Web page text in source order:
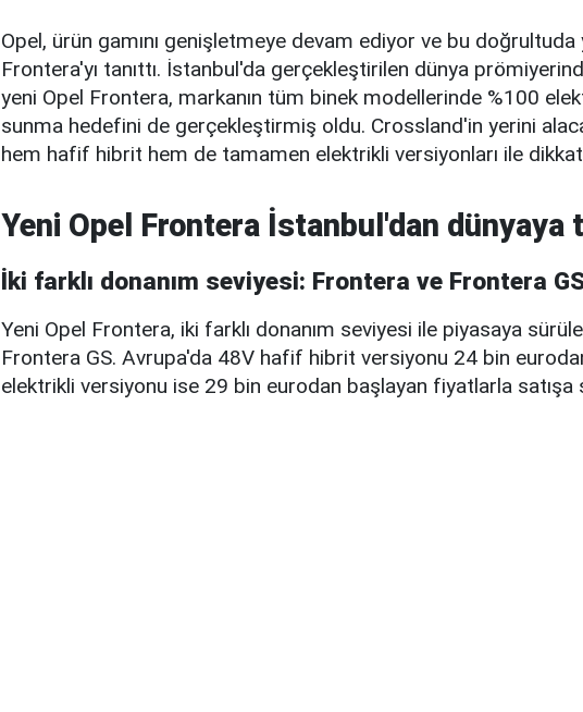
Opel, ürün gamını genişletmeye devam ediyor ve bu doğrultuda
Frontera'yı tanıttı. İstanbul'da gerçekleştirilen dünya
yeni Opel Frontera, markanın tüm binek modellerinde %100
sunma hedefini de gerçekleştirmiş oldu. Crossland'in yerini
hem hafif hibrit hem de tamamen elektrikli versiyonları ile
Yeni Opel Frontera İstanbul'dan dünyaya
İki farklı donanım seviyesi: Frontera ve Frontera
Yeni Opel Frontera, iki farklı donanım seviyesi ile piyasaya
Frontera GS. Avrupa'da 48V hafif hibrit versiyonu 24 bin
elektrikli versiyonu ise 29 bin eurodan başlayan fiyatlarla satışa